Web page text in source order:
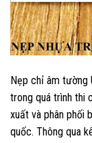
Nẹp chỉ âm tường
trong quá trình thi
xuất và phân phối
quốc. Thông qua